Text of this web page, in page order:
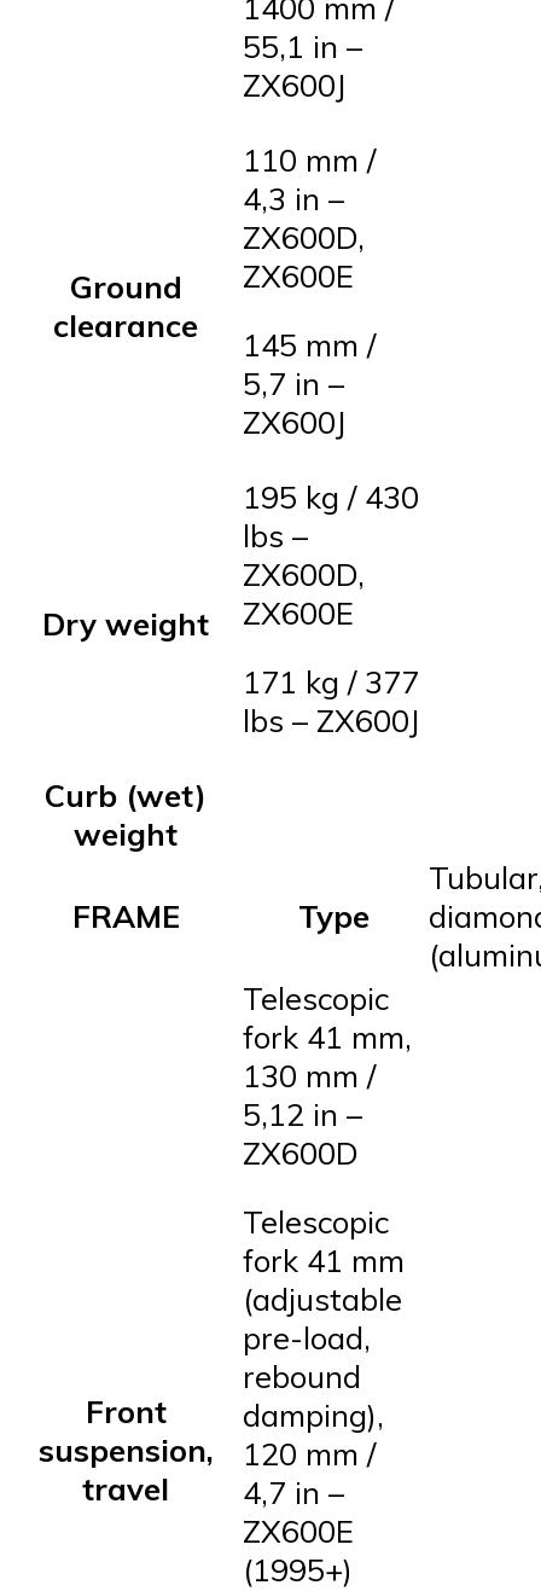
55,1 in –
ZX600J
Ground
clearance
110 mm /
4,3 in –
ZX600D,
ZX600E
145 mm /
5,7 in –
ZX600J
Dry weight
195 kg / 430
lbs –
ZX600D,
ZX600E
171 kg / 377
lbs – ZX600J
Curb (wet)
weight
FRAME Type
Front
suspension,
travel
Telescopic
fork 41 mm,
130 mm /
5,12 in –
ZX600D
Telescopic
fork 41 mm
(adjustable
pre-load,
rebound
damping),
120 mm /
4,7 in –
ZX600E
(1995+)